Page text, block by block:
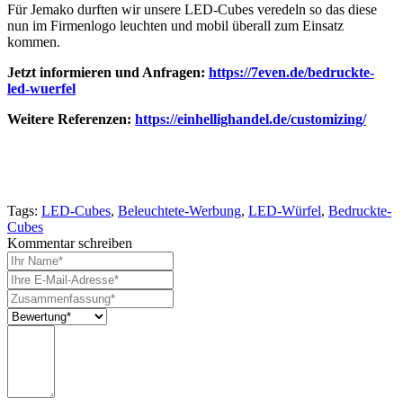
Für Jemako durften wir unsere LED-Cubes veredeln so das diese
nun im Firmenlogo leuchten und mobil überall zum Einsatz
kommen.
Jetzt informieren und Anfragen: https://7even.de/bedruckte-
led-wuerfel
Weitere Referenzen: https://einhellighandel.de/customizing/
Tags: LED-Cubes, Beleuchtete-Werbung, LED-Würfel, Bedruckte-
Cubes
Kommentar schreiben